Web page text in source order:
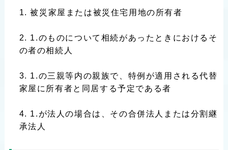
被災家屋または被災住宅用地の所有者
1.のものについて相続があったときにおけるそ
の者の相続人
1.の三親等内の親族で、特例が適用される代替
家屋に所有者と同居する予定である者
1.が法人の場合は、その合併法人または分割継
承法人